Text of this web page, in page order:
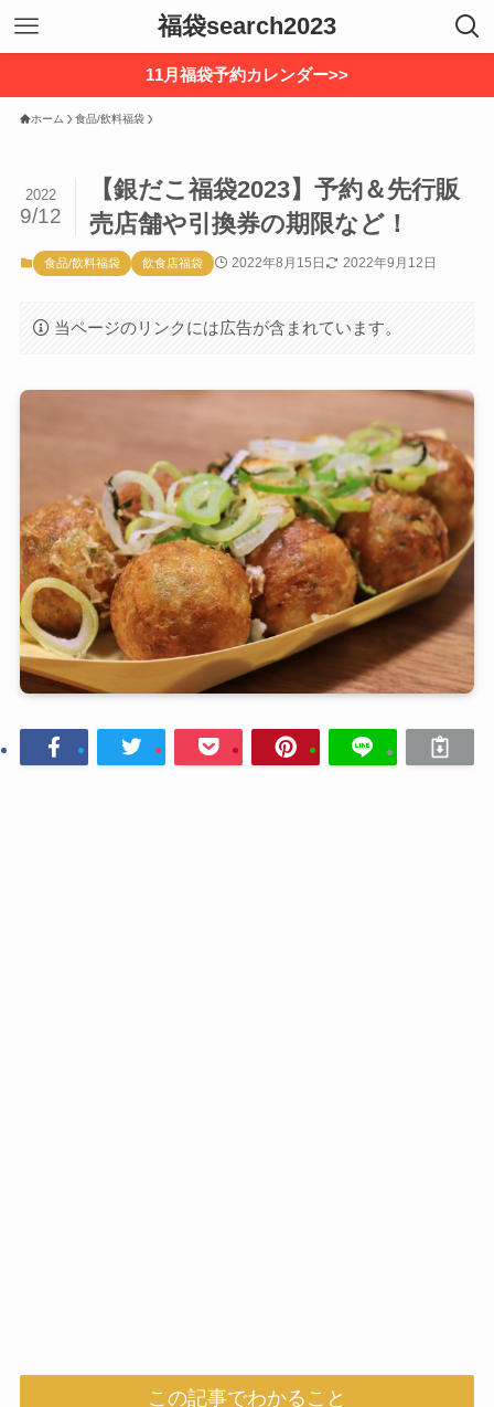
福袋search2023
11月福袋予約カレンダー>>
ホーム 食品/飲料福袋
【銀だこ福袋2023】予約＆先行販
売店舗や引換券の期限など！
2022
9/12
食品/飲料福袋 飲食店福袋 2022年8月15日 2022年9月12日
当ページのリンクには広告が含まれています。
この記事でわかること